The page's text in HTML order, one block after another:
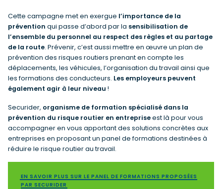
Cette campagne met en exergue l’importance de la
prévention qui passe d’abord par la sensibilisation de
l’ensemble du personnel au respect des règles et au partage
de la route. Prévenir, c’est aussi mettre en œuvre un plan de
prévention des risques routiers prenant en compte les
déplacements, les véhicules, l’organisation du travail ainsi que
les formations des conducteurs. Les employeurs peuvent
également agir à leur niveau !
Securider, organisme de formation spécialisé dans la
prévention du risque routier en entrepriseest là pour vous
accompagner en vous apportant des solutions concrètes aux
entreprises en proposant un panel de formations destinées à
réduire le risque routier au travail.
EN SAVOIR PLUS SUR LE PANEL DE FORMATIONS PROPOSÉES
PAR SECURIDER